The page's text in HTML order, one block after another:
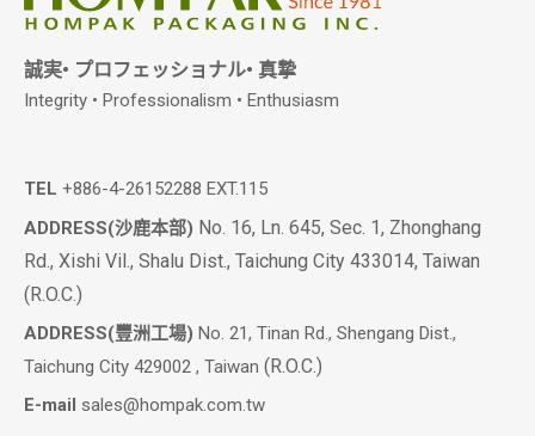
誠実• プロフェッショナル• 真摯
Integrity • Professionalism • Enthusiasm
TEL +886-4-26152288 EXT.115
ADDRESS(沙鹿本部) No. 16, Ln. 645, Sec. 1, Zhonghang
Rd., Xishi Vil., Shalu Dist., Taichung City 433014, Taiwan
(R.O.C.)
ADDRESS(豐洲工場) No. 21, Tinan Rd., Shengang Dist.,
Taichung City 429002 , Taiwan (R.O.C.)
E-mail sales@hompak.com.tw